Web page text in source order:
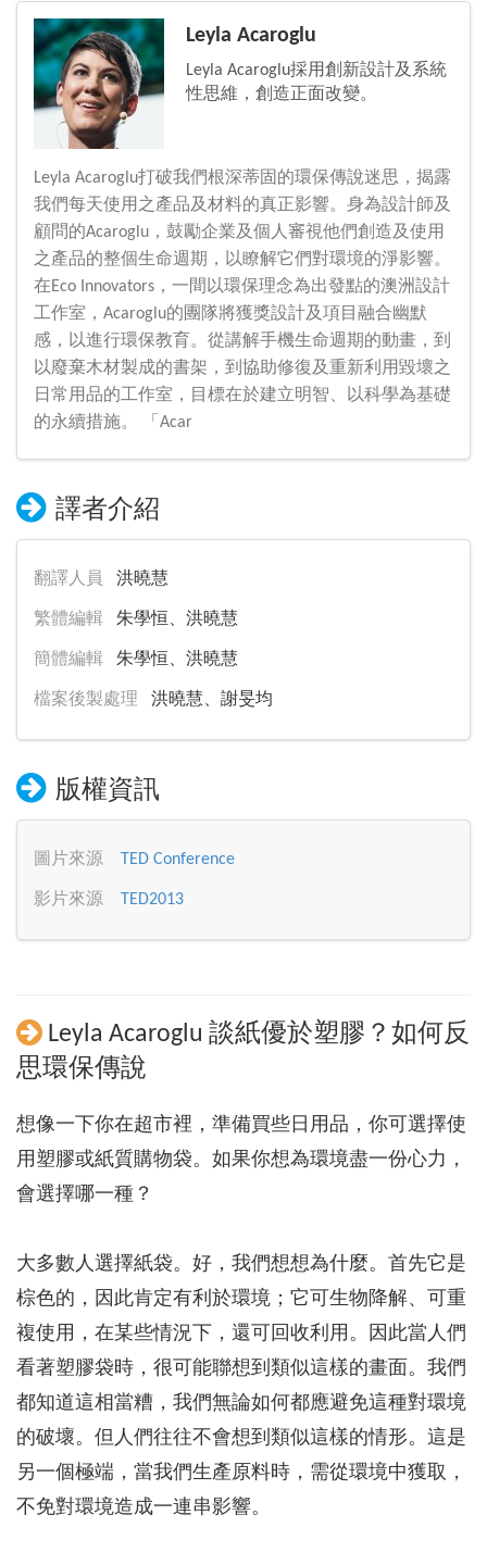
Leyla Acaroglu
Leyla Acaroglu採用創新設計及系統
性思維，創造正面改變。
Leyla Acaroglu打破我們根深蒂固的環保傳說迷思，揭露
我們每天使用之產品及材料的真正影響。身為設計師及
顧問的Acaroglu，鼓勵企業及個人審視他們創造及使用
之產品的整個生命週期，以瞭解它們對環境的淨影響。
在Eco Innovators，一間以環保理念為出發點的澳洲設計
工作室，Acaroglu的團隊將獲獎設計及項目融合幽默
感，以進行環保教育。從講解手機生命週期的動畫，到
以廢棄木材製成的書架，到協助修復及重新利用毀壞之
日常用品的工作室，目標在於建立明智、以科學為基礎
的永續措施。 「Acar
譯者介紹
翻譯人員 洪曉慧
繁體編輯 朱學恒、洪曉慧
簡體編輯 朱學恒、洪曉慧
檔案後製處理 洪曉慧、謝旻均
版權資訊
圖片來源 TED Conference
影片來源 TED2013
Leyla Acaroglu 談紙優於塑膠？如何反
思環保傳說
想像一下你在超市裡，準備買些日用品，你可選擇使
用塑膠或紙質購物袋。如果你想為環境盡一份心力，
會選擇哪一種？
大多數人選擇紙袋。好，我們想想為什麼。首先它是
棕色的，因此肯定有利於環境；它可生物降解、可重
複使用，在某些情況下，還可回收利用。因此當人們
看著塑膠袋時，很可能聯想到類似這樣的畫面。我們
都知道這相當糟，我們無論如何都應避免這種對環境
的破壞。但人們往往不會想到類似這樣的情形。這是
另一個極端，當我們生產原料時，需從環境中獲取，
不免對環境造成一連串影響。